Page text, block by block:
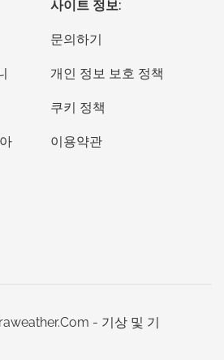
사이트 정보:
문의하기
개인 정보 보호 정책
쿠키 정책
이용약관
- 기상 및 기